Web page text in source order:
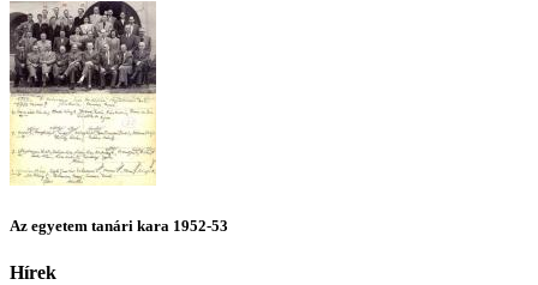
Az egyetem tanári kara 1952-53
Hírek